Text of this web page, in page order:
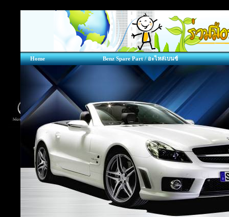
Home Benz Spare Part / อะไหล่เบนซ์